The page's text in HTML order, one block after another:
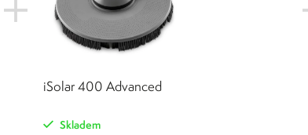
iSolar 400 Advanced
Skladem